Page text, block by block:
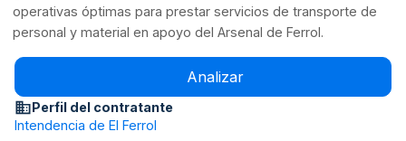
operativas óptimas para prestar servicios de transporte de
personal y material en apoyo del Arsenal de Ferrol.
Analizar
Perfil del contratante
Intendencia de El Ferrol